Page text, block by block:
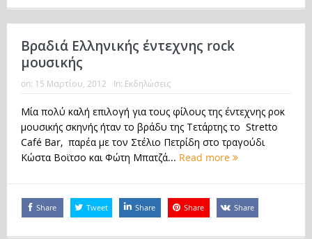
Βραδιά Ελληνικής έντεχνης rock
μουσικής
on: 15 Μαρτίου, 2012 In: Εκδηλώσεις
Μία πολύ καλή επιλογή για τους φίλους της έντεχνης ροκ
μουσικής σκηνής ήταν το βράδυ της Τετάρτης το Stretto
Café Bar, παρέα με τον Στέλιο Πετρίδη στο τραγούδι
Κώστα Βοϊτσο και Φώτη Μπατζά... Read more
Share Tweet Share Share Share